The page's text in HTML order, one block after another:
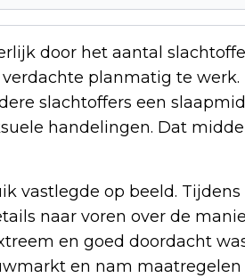
door het aantal
planmatig te
slachtoffers een
handelingen. Dat
vastlegde op beeld.
naar voren over de
en goed doordacht
en nam